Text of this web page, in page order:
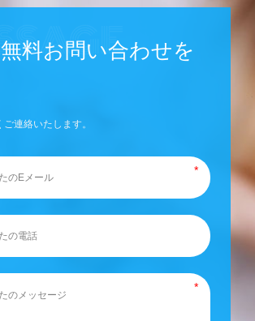
料お問い合わせを
連絡いたします。